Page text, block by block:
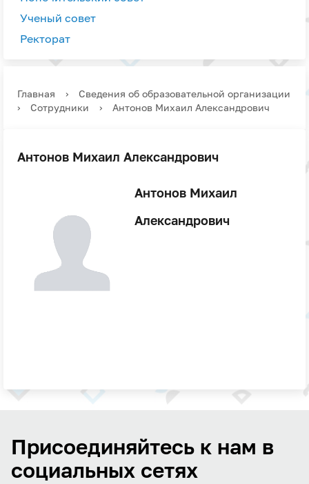
Ученый совет
Ректорат
Главная ›
Сведения об образовательной организации
›
Сотрудники › Антонов Михаил Александрович
Антонов Михаил Александрович
Антонов Михаил
Александрович
Присоединяйтесь к нам в
социальных сетях